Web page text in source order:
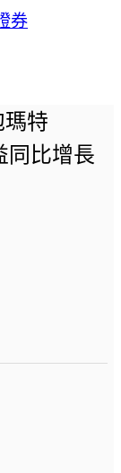
特
同比增長